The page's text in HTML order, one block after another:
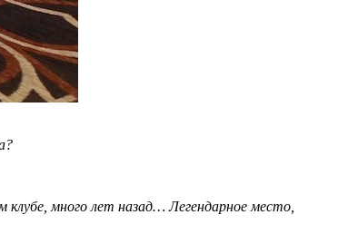
много лет назад… Легендарное место,